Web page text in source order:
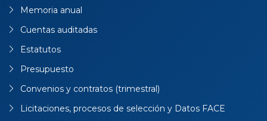
Memoria anual
Cuentas auditadas
Estatutos
Presupuesto
Convenios y contratos (trimestral)
Licitaciones, procesos de selección y Datos FACE